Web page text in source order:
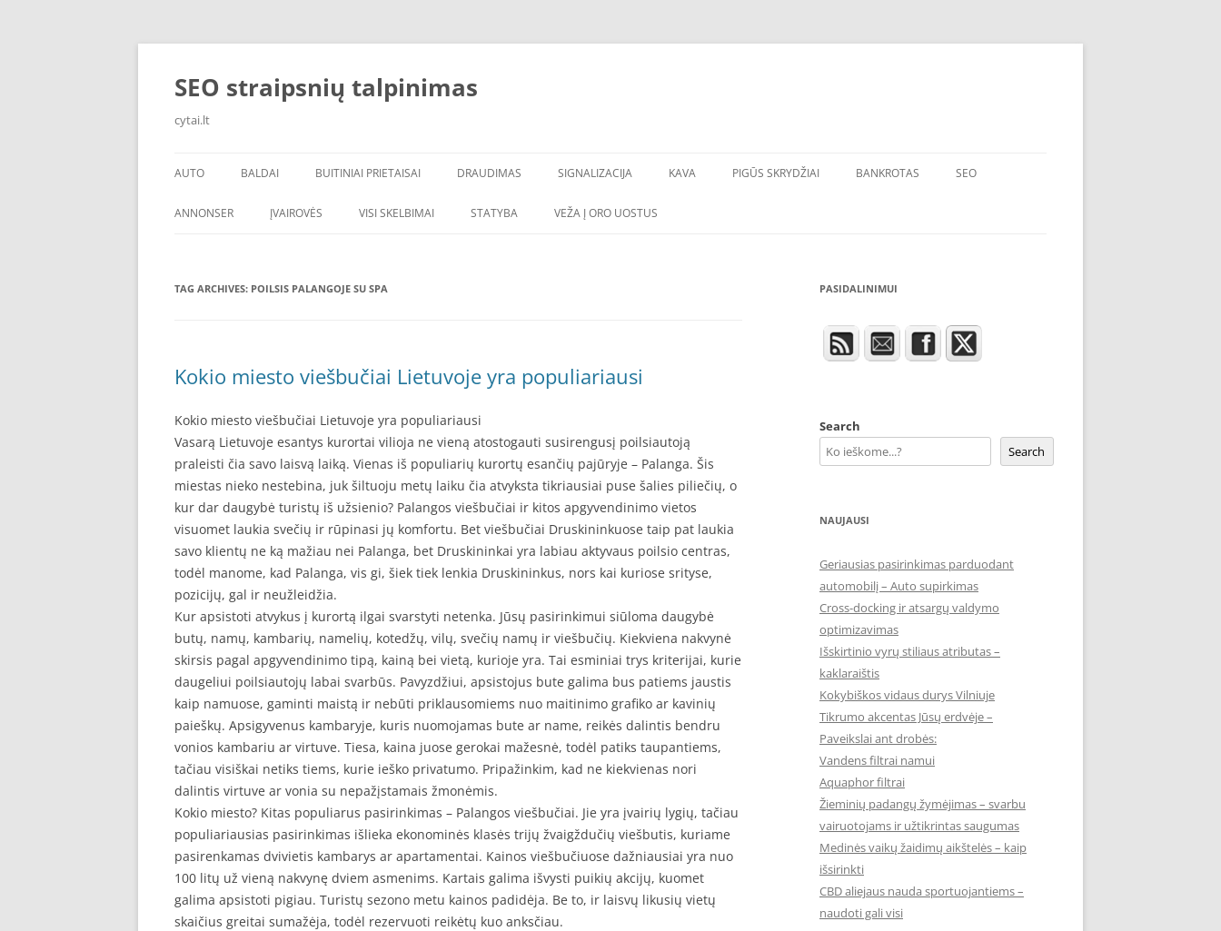
Skip
SEO straipsnių talpinimas
cytai.lt
AUTO
PADANGOS
BALDAI BUITINIAI PRIETAISAI DRAUDIMAS SIGNALIZACIJA KAVA PIGŪS SKRYDŽIAI BANKROTAS SEO
ANNONSER ĮVAIROVĖS VISI SKELBIMAI STATYBA VEŽA Į ORO UOSTUS
TAG ARCHIVES: POILSIS PALANGOJE SU SPA
Kokio miesto viešbučiai Lietuvoje yra populiariausi
Kokio miesto viešbučiai Lietuvoje yra populiariausi
Vasarą Lietuvoje esantys kurortai vilioja ne vieną atostogauti susirengusį poilsiautoją
praleisti čia savo laisvą laiką. Vienas iš populiarių kurortų esančių pajūryje – Palanga. Šis
miestas nieko nestebina, juk šiltuoju metų laiku čia atvyksta tikriausiai puse šalies piliečių, o
kur dar daugybė turistų iš užsienio? Palangos viešbučiai ir kitos apgyvendinimo vietos
visuomet laukia svečių ir rūpinasi jų komfortu. Bet viešbučiai Druskininkuose taip pat laukia
savo klientų ne ką mažiau nei Palanga, bet Druskininkai yra labiau aktyvaus poilsio centras,
todėl manome, kad Palanga, vis gi, šiek tiek lenkia Druskininkus, nors kai kuriose srityse,
pozicijų, gal ir neužleidžia.
Kur apsistoti atvykus į kurortą ilgai svarstyti netenka. Jūsų pasirinkimui siūloma daugybė
butų, namų, kambarių, namelių, kotedžų, vilų, svečių namų ir viešbučių. Kiekviena nakvynė
skirsis pagal apgyvendinimo tipą, kainą bei vietą, kurioje yra. Tai esminiai trys kriterijai, kurie
daugeliui poilsiautojų labai svarbūs. Pavyzdžiui, apsistojus bute galima bus patiems jaustis
kaip namuose, gaminti maistą ir nebūti priklausomiems nuo maitinimo grafiko ar kavinių
paieškų. Apsigyvenus kambaryje, kuris nuomojamas bute ar name, reikės dalintis bendru
vonios kambariu ar virtuve. Tiesa, kaina juose gerokai mažesnė, todėl patiks taupantiems,
tačiau visiškai netiks tiems, kurie ieško privatumo. Pripažinkim, kad ne kiekvienas nori
dalintis virtuve ar vonia su nepažįstamais žmonėmis.
Kokio miesto? Kitas populiarus pasirinkimas – Palangos viešbučiai. Jie yra įvairių lygių, tačiau
populiariausias pasirinkimas išlieka ekonominės klasės trijų žvaigždučių viešbutis, kuriame
pasirenkamas dvivietis kambarys ar apartamentai. Kainos viešbučiuose dažniausiai yra nuo
100 litų už vieną nakvynę dviem asmenims. Kartais galima išvysti puikių akcijų, kuomet
galima apsistoti pigiau. Turistų sezono metu kainos padidėja. Be to, ir laisvų likusių vietų
skaičius greitai sumažėja, todėl rezervuoti reikėtų kuo anksčiau.
PASIDALINIMUI
Search
Search
NAUJAUSI
Geriausias pasirinkimas parduodant
automobilį – Auto supirkimas
Cross-docking ir atsargų valdymo
optimizavimas
Išskirtinio vyrų stiliaus atributas –
kaklaraištis
Kokybiškos vidaus durys Vilniuje
Tikrumo akcentas Jūsų erdvėje –
Paveikslai ant drobės:
Vandens filtrai namui
Aquaphor filtrai
Žieminių padangų žymėjimas – svarbu
vairuotojams ir užtikrintas saugumas
Medinės vaikų žaidimų aikštelės – kaip
išsirinkti
CBD aliejaus nauda sportuojantiems –
naudoti gali visi